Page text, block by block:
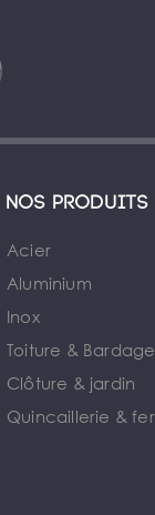
Nos produits
Acier
Aluminium
Inox
Toiture & Bardage
Clôture & jardin
Quincaillerie &